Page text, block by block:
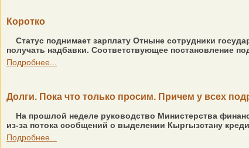
Коротко
Статус поднимает зарплату Отныне сотрудники
получать надбавки. Соответствующее постановление
Подробнее...
Долги. Пока что только просим. Причем у всех
На прошлой неделе руководство Министерства
из-за потока сообщений о выделении Кыргызстану
Подробнее...